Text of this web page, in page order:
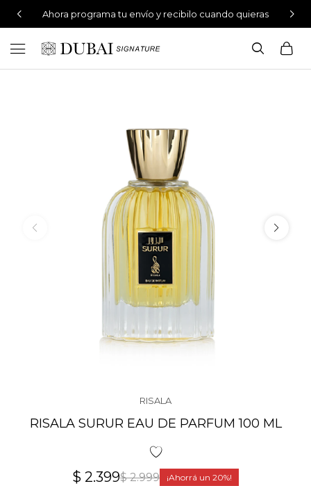
Ahora programa tu envío y recibilo cuando quieras
Perfumes 100% originales
Envíos gratis en compras mayores a $4.499

RISALA
RISALA SURUR EAU DE PARFUM 100 ML
$ 2.399$ 2.999 20